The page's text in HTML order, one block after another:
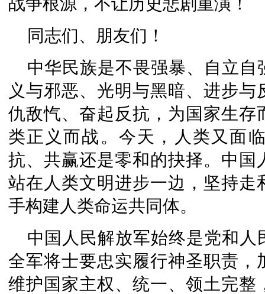
同志们、朋友们！
中华民族是不畏强暴、自立
义与邪恶、光明与黑暗、进步
仇敌忾、奋起反抗，为国家生
类正义而战。今天，人类又面
抗、共赢还是零和的抉择。中
站在人类文明进步一边，坚持
手构建人类命运共同体。
中国人民解放军始终是党和
全军将士要忠实履行神圣职责
维护国家主权、统一、领土完